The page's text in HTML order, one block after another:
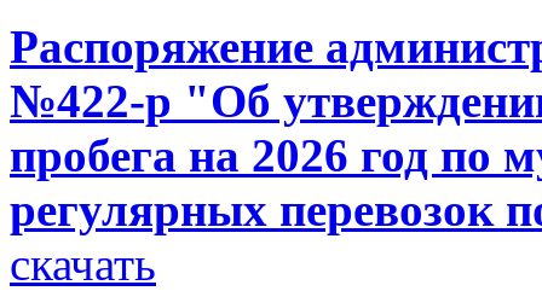
Распоряжение
№422-р "Об
пробега на 2026 год
регулярных перевозок
скачать